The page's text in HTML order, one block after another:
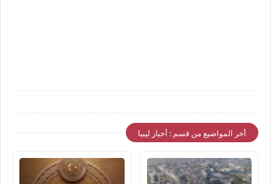
أخر المواضيع من قسم : أخبار ليبيا